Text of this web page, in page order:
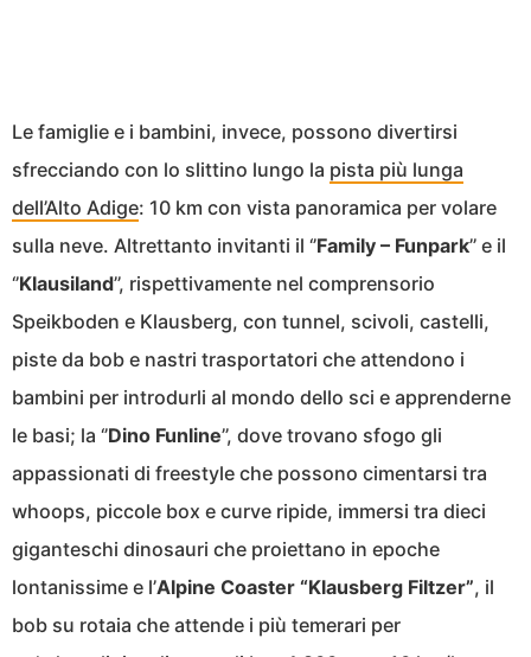
Le famiglie e i bambini, invece, possono divertirsi
sfrecciando con lo slittino lungo la pista più lunga
dell’Alto Adige: 10 km con vista panoramica per volare
sulla neve. Altrettanto invitanti il ‘’Family – Funpark’’ e il
‘’Klausiland’’, rispettivamente nel comprensorio
Speikboden e Klausberg, con tunnel, scivoli, castelli,
piste da bob e nastri trasportatori che attendono i
bambini per introdurli al mondo dello sci e apprenderne
le basi; la ‘’Dino Funline’’, dove trovano sfogo gli
appassionati di freestyle che possono cimentarsi tra
whoops, piccole box e curve ripide, immersi tra dieci
giganteschi dinosauri che proiettano in epoche
lontanissime e l’Alpine Coaster “Klausberg Filtzer”, il
bob su rotaia che attende i più temerari per